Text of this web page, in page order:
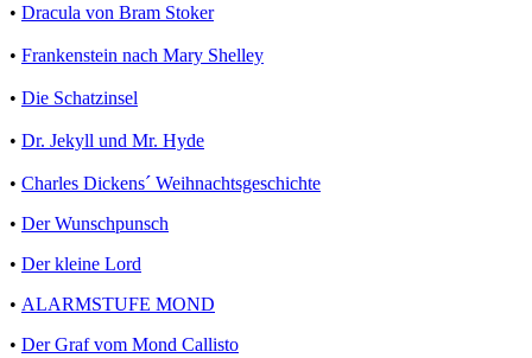
• Dracula von Bram Stoker
• Frankenstein nach Mary Shelley
• Die Schatzinsel
• Dr. Jekyll und Mr. Hyde
• Charles Dickens´ Weihnachtsgeschichte
• Der Wunschpunsch
• Der kleine Lord
• ALARMSTUFE MOND
• Der Graf vom Mond Callisto